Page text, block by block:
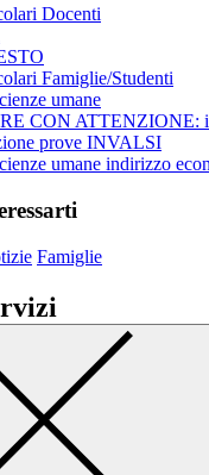
Docenti
Famiglie/Studenti
umane
CON ATTENZIONE:
prove INVALSI
umane indirizzo
Famiglie